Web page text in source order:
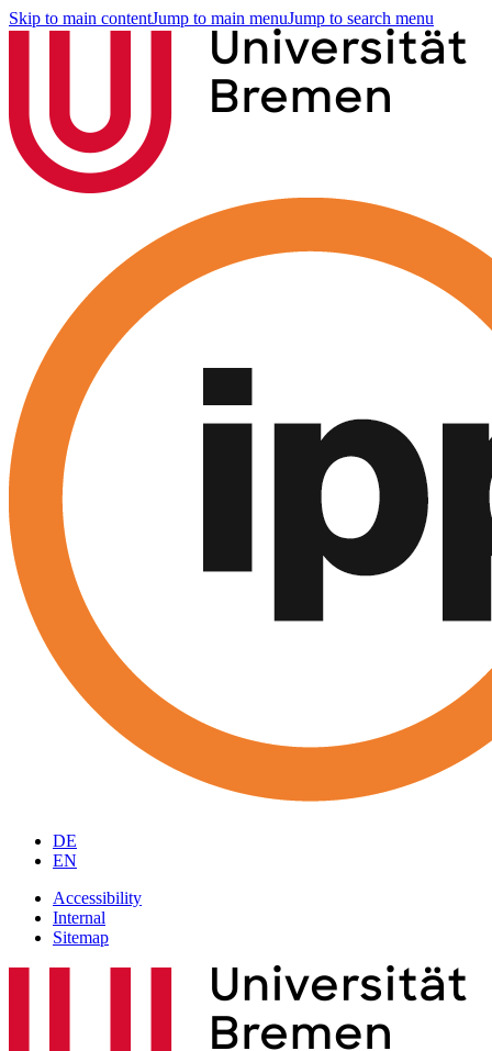
Skip to main contentJump to main menuJump to search menu
DE
EN
Accessibility
Internal
Sitemap